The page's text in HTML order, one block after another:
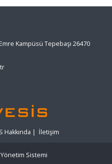
Kampüsü Tepebaşı 26470
Hakkında | İletişim
Sistemi